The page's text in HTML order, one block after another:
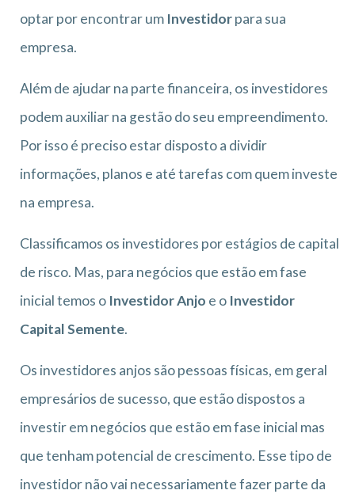
optar por encontrar um Investidorpara sua
empresa.
Além de ajudar na parte financeira, os investidores
podem auxiliar na gestão do seu empreendimento.
Por isso é preciso estar disposto a dividir
informações, planos e até tarefas com quem investe
na empresa.
Classificamos os investidores por estágios de capital
de risco. Mas, para negócios que estão em fase
inicial temos o Investidor Anjo e o Investidor
Capital Semente.
Os investidores anjos são pessoas físicas, em geral
empresários de sucesso, que estão dispostos a
investir em negócios que estão em fase inicial mas
que tenham potencial de crescimento. Esse tipo de
investidor não vai necessariamente fazer parte da